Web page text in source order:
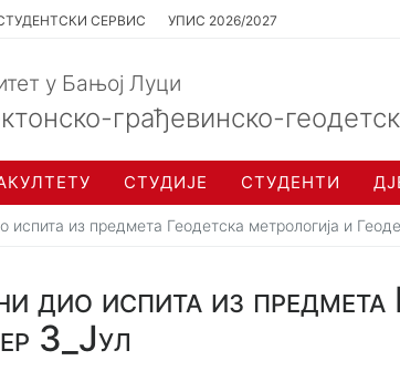
СЕРВИС УПИС 2026/2027
у Бањој Луци
грађевинско-
СТУДИЈЕ СТУДЕНТИ
испита из предмета Геодетска метрологија и
дио испита из предмета
3_Јул